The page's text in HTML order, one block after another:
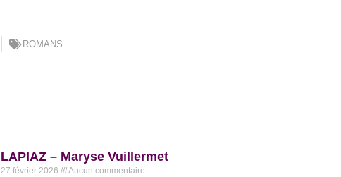
ROMANS
LAPIAZ – Maryse Vuillermet
27 février 2026 Aucun commentaire